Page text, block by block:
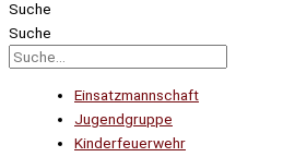
Suche
Suche
Einsatzmannschaft
Jugendgruppe
Kinderfeuerwehr